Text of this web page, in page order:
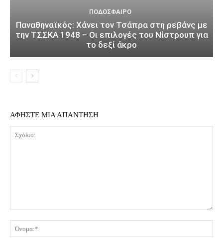
ΠΟΔΌΣΦΑΙΡΟ
Παναθηναϊκός: Χάνει τον Τσάπρα στη ρεβάνς με
την ΤΣΣΚΑ 1948 – Οι επιλογές του Νίστρουπ για
το δεξί άκρο
ΑΦΗΣΤΕ ΜΙΑ ΑΠΑΝΤΗΣΗ